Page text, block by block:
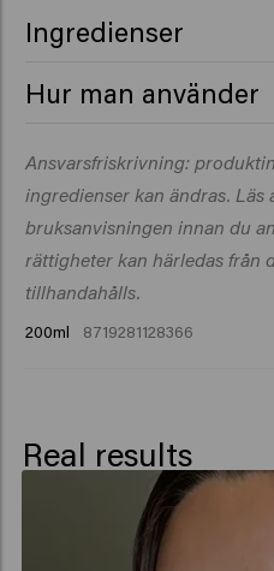
Ingredienser
Dimethicone, Lactic Acid,
Benzoate, Hydrolyzed
Polyquaternium-4,
Benzophenone-4, C10-
40
Ethosulfate, Glycerin,
Acid,Alpha-Isomethyl
Trimethylbenzenepropanol,
Hur man använder
Styla efter önskemål.
Ansvarsfriskrivning:
ingredienser kan ändras.
bruksanvisningen innan du
rättigheter kan härledas från
tillhandahålls.
200ml 8719281128366
Real results